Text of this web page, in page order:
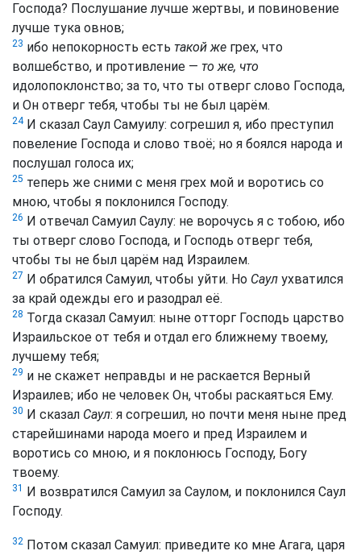
Господа? Послушание лучше жертвы, и повиновение
лучше тука овнов;
23 ибо непокорность есть такой же грех, что
волшебство, и противление — то же, что
идолопоклонство; за то, что ты отверг слово Господа,
и Он отверг тебя, чтобы ты не был царём.
24И сказал Саул Самуилу: согрешил я, ибо преступил
повеление Господа и слово твоё; но я боялся народа и
послушал голоса их;
25 теперь же сними с меня грех мой и воротись со
мною, чтобы я поклонился Господу.
26 И отвечал Самуил Саулу: не ворочусь я с тобою, ибо
ты отверг слово Господа, и Господь отверг тебя,
чтобы ты не был царём над Израилем.
27 И обратился Самуил, чтобы уйти. Но Саул ухватился
за край одежды его и разодрал её.
28 Тогда сказал Самуил: ныне отторг Господь царство
Израильское от тебя и отдал его ближнему твоему,
лучшему тебя;
29 и не скажет неправды и не раскается Верный
Израилев; ибо не человек Он, чтобы раскаяться Ему.
30 И сказал Саул: я согрешил, но почти меня ныне пред
старейшинами народа моего и пред Израилем и
воротись со мною, и я поклонюсь Господу, Богу
твоему.
31
И возвратился Самуил за Саулом, и поклонился Саул
Господу.
32 Потом сказал Самуил: приведите ко мне Агага, царя